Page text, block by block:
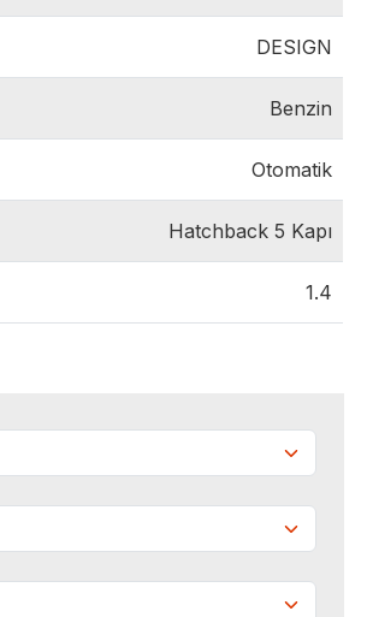
DESIGN
Benzin
Otomatik
Hatchback 5 Kapı
1.4